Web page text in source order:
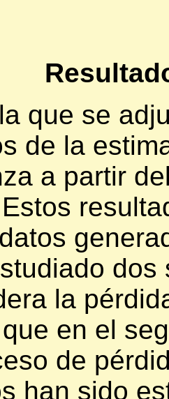
que se
de la
a partir
la
en el
de
han sido